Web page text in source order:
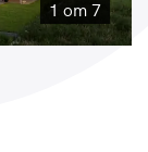
1 от 7